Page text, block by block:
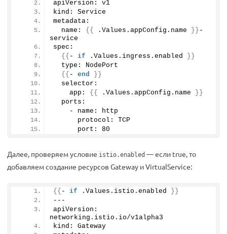
apiVersion: v1
kind: Service
metadata:
  name:
{{ .Values. appConfig . name }} -
service
spec:
{{ - if .Values. ingress . enabled
}}
  type: NodePort
{{ - end
}}
  selector:
    app:
{{ .Values. appConfig . name
}}
  ports:
    - name: http
      protocol: TCP
      port:
80
Далее, проверяем условие istio.enabled — если true, то
добавляем создание ресурсов Gateway и VirtualService:
{{ - if .Values. istio . enabled
}}
---
apiVersion:
networking. istio . io/v1alpha3
kind: Gateway